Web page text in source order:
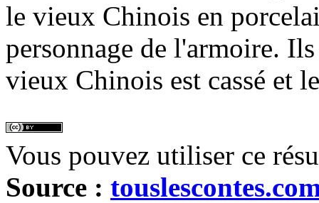
le vieux Chinois en
personnage de l'armoire.
vieux Chinois est cassé et
Vous pouvez utiliser ce
Source :